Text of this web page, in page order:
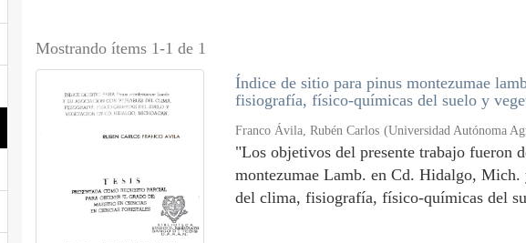
Mostrando ítems 1-1 de 1
Índice de sitio para pinus montezumae
fisiografía, físico-químicas del suelo y
Franco Ávila, Rubén Carlos (Universidad Autónoma
"Los objetivos del presente trabajo fueron
montezumae Lamb. en Cd. Hidalgo,
del clima, fisiografía, físico-químicas del